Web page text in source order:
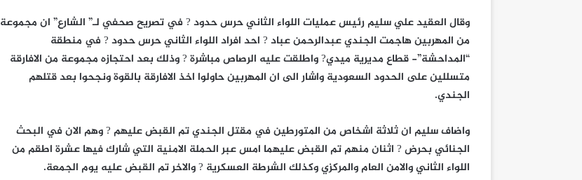
وقال العقيد علي سليم رئيس عمليات اللواء الثاني حرس حدود ? في تصريح صحفي لـ” الشارع” ان مجموعة
من المهربين هاجمت الجندي عبدالرحمن عباد ? احد افراد اللواء الثاني حرس حدود ? في منطقة
“المداحشة”- قطاع مديرية ميدي? واطلقت عليه الرصاص مباشرة ? وذلك بعد احتجازه مجموعة من الافارقة
متسللين على الحدود السعودية واشار الى ان المهربين حاولوا اخذ الافارقة بالقوة ونجحوا بعد قتلهم
الجندي.
واضاف سليم ان ثلاثة اشخاص من المتورطين في مقتل الجندي تم القبض عليهم ? وهم الان في البحث
الجنائي بحرض ? اثنان منهم تم القبض عليهما امس عبر الحملة الامنية التي شارك فيها عشرة اطقم من
اللواء الثاني والامن العام والمركزي وكذلك الشرطة العسكرية ? والاخر تم القبض عليه يوم الجمعة.